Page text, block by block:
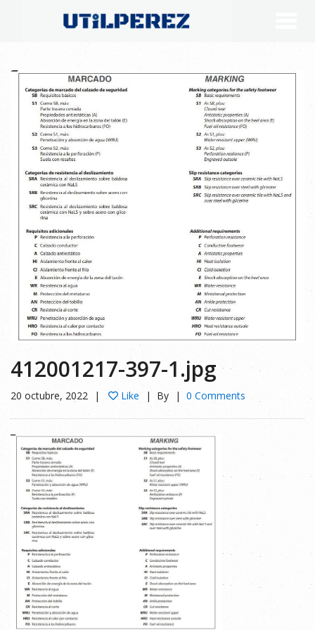
412001217-397-1.jpg
20 octubre, 2022 Like By 0 Comments